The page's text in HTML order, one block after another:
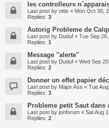
les controlleurs
Last post by ottix « Mon Oct 30,
Replies: 3
Autorig Probleme de
Last post by Duduf « Tue Sep
Replies: 1
Message "alerte"
Last post by Duduf « Wed Sep
Replies: 2
Donner un effet papier
Last post by Major Ass « Tue
Replies: 3
Probleme petit Saut
Last post by jonforum « Sat Aug
Replies: 2